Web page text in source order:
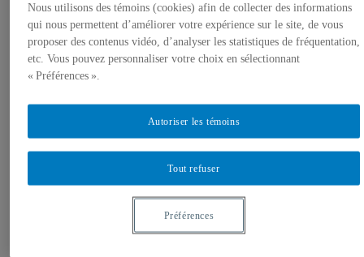
Environnements nourriciers
École d’été
Cours de terrain
Recherche
Thématiques et axes
Publications
Nouvelles de l’ISE
L'ISE à UQAM.tv
Conférence annuelle Pierre-Dansereau
Nous utilisons des témoins (cookies) afin de collecter des informations
qui nous permettent d’améliorer votre expérience sur le site, de vous
proposer des contenus vidéo, d’analyser les statistiques de fréquentation,
etc. Vous pouvez personnaliser votre choix en sélectionnant
« Préférences ».
Tout refuser
Autoriser les témoins
Préférences